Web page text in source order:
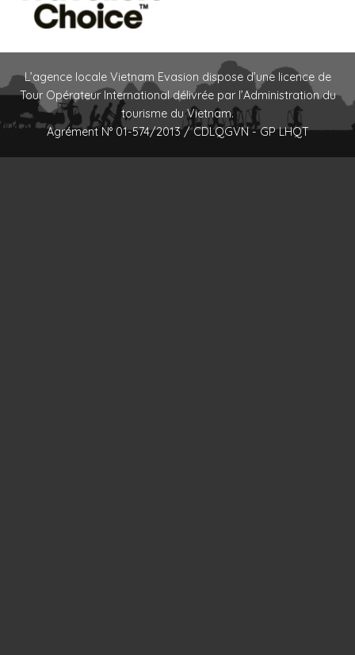
L’agence locale Vietnam Evasion dispose d’une licence de
Tour Opérateur International délivrée par l’Administration du
tourisme du Vietnam.
Agrément N° 01-574/2013 / CDLQGVN - GP LHQT